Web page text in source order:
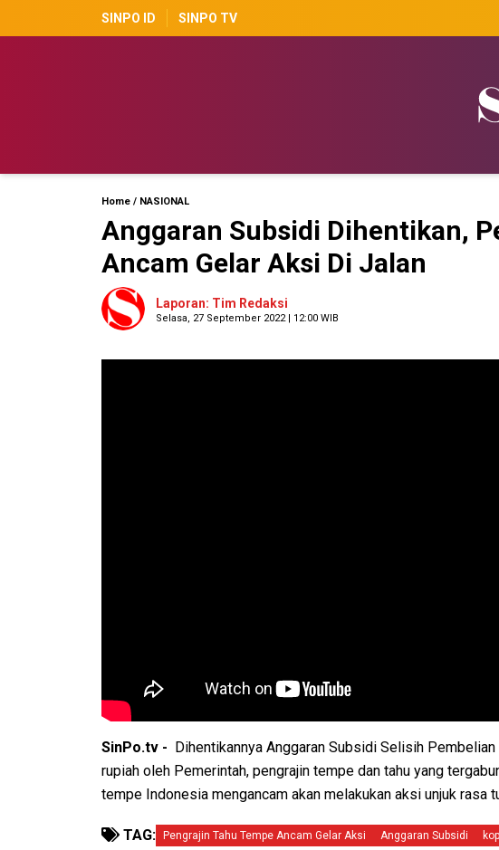
SINPO ID SINPO TV
Home / NASIONAL
Anggaran Subsidi Dihentikan,
Ancam Gelar Aksi Di Jalan
Laporan: Tim Redaksi
Selasa, 27 September 2022 | 12:00 WIB
SinPo.tv -
Dihentikannya Anggaran Subsidi Selisih
rupiah oleh Pemerintah, pengrajin tempe dan tahu yang
tempe Indonesia mengancam akan melakukan aksi unjuk rasa
TAG: Pengrajin Tahu Tempe Ancam Gelar Aksi Anggaran Subsidi